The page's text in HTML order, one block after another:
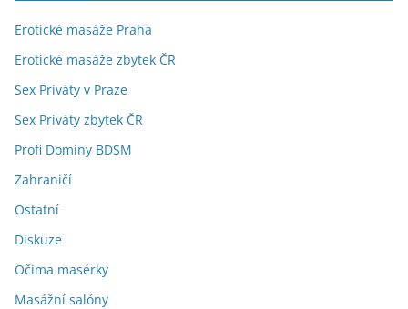
Erotické masáže Praha
Erotické masáže zbytek ČR
Sex Priváty v Praze
Sex Priváty zbytek ČR
Profi Dominy BDSM
Zahraničí
Ostatní
Diskuze
Očima masérky
Masážní salóny